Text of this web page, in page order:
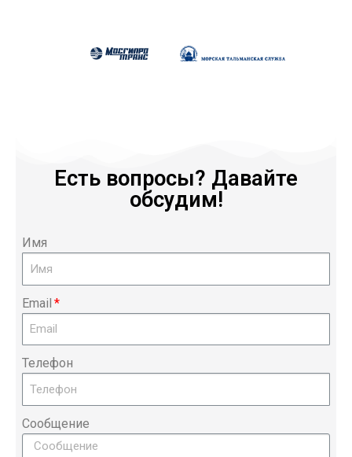
Есть вопросы? Давайте
обсудим!
Имя
Email
Телефон
Сообщение